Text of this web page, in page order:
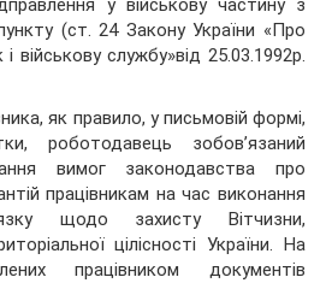
у військову частину з
(ст. 24 Закону України «Про
військову службу»від 25.03.1992р.
як правило, у письмовій формі,
роботодавець зобов’язаний
вимог законодавства про
працівникам на час виконання
щодо захисту Вітчизни,
цілісності України. На
працівником документів